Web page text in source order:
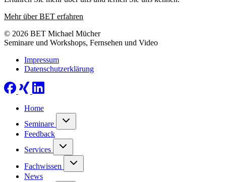
Mehr über BET erfahren
© 2026 BET Michael Mücher
Seminare und Workshops, Fernsehen und Video
Impressum
Datenschutzerklärung
Home
Seminare
Feedback
Services
Fachwissen
News